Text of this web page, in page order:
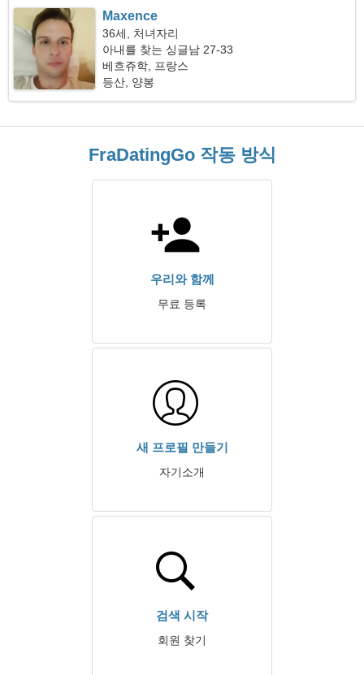
Maxence
36세, 처녀자리
아내를 찾는 싱글남 27-33
베흐쥬학, 프랑스
등산, 양봉
FraDatingGo 작동 방식
우리와 함께
무료 등록
새 프로필 만들기
자기소개
검색 시작
회원 찾기